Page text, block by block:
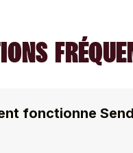
fonctionne